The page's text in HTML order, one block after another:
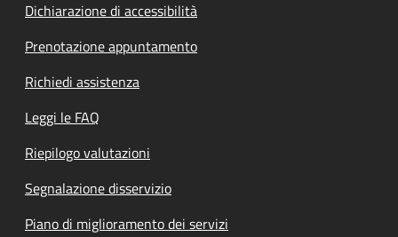
Dichiarazione di accessibilità
Prenotazione appuntamento
Richiedi assistenza
Leggi le FAQ
Riepilogo valutazioni
Segnalazione disservizio
Piano di miglioramento dei servizi